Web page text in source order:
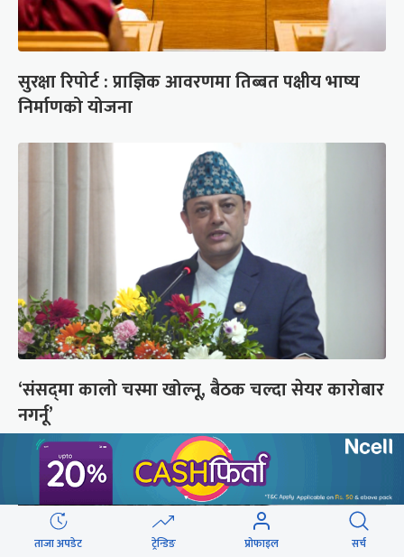
सुरक्षा रिपोर्ट : प्राज्ञिक आवरणमा तिब्बत पक्षीय भाष्य
निर्माणको योजना
‘संसद्‍मा कालो चस्मा खोल्नू, बैठक चल्दा सेयर कारोबार
नगर्नू’
ताजा अपडेट ट्रेन्डिङ प्रोफाइल सर्च